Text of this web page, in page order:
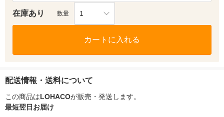
在庫あり 数量 1
カートに入れる
配送情報・送料について
この商品はLOHACOが販売・発送します。
最短翌日お届け